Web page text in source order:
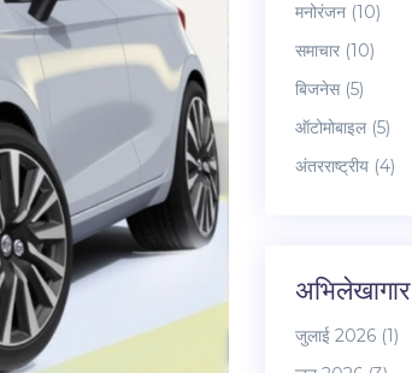
मनोरंजन (10)
समाचार (10)
बिजनेस (5)
ऑटोमोबाइल (5)
अंतरराष्ट्रीय (4)
अभिलेखागार
जुलाई 2026 (1)